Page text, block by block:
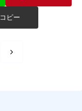
コピー
次